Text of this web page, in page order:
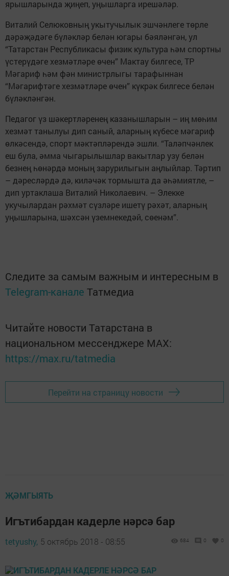
ярышларында җиңеп, уңышларга ирешәләр.
Виталий Селюковның укытучылык эш­чәнлеге төрле
дәрәҗәдәге бүләкләр белән югары бәяләнгән, ул
“Татарстан Республикасы физик культура һәм спортны
үстерүдәге хезмәтләре өчен” Мактау билгесе, ТР
Мәгариф һәм фән министрлыгы тарафыннан
“Мәгарифтәге хезмәтләре өчен” күкрәк билгесе белән
бүләкләнгән.
Педагог үз шәкертләренең казаныш­ларын – иң мөһим
хезмәт танылуы дип саный, аларның күбесе мәгариф
өлкәсендә, спорт мәктәпләрендә эшли. “Таләпчәнлек
еш була, әмма чыгарылышлар вакытлар узу белән
безнең һөнәрдә моның зарурилыгын аңлыйлар. Тәртип
– дәресләрдә дә, киләчәк тормышта да әһәмиятле, –
дип уртаклаша Виталий Николаевич. – Элекке
укучылардан рәхмәт сүзләре ишетү рәхәт, аларның
уңышларына, шәхсән үземнекедәй, сөенәм”.
Следите за самым важным и интересным в
Telegram-канале Татмедиа
Читайте новости Татарстана в
национальном мессенджере MАХ:
https://max.ru/tatmedia
Перейти на страницу новости
ҖӘМГЫЯТЬ
Игътибардан кадерле нәрсә бар
tetyushy, 5 октябрь 2018 - 08:55 684 0 0